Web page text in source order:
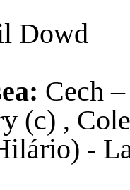
Dowd
Cech
(c) ,
-